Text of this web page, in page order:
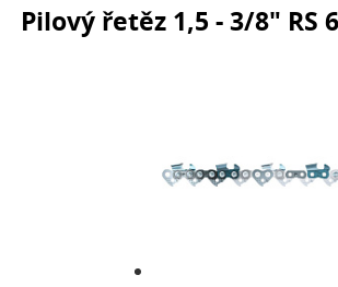
Pilový řetěz 1,5 - 3/8" RS